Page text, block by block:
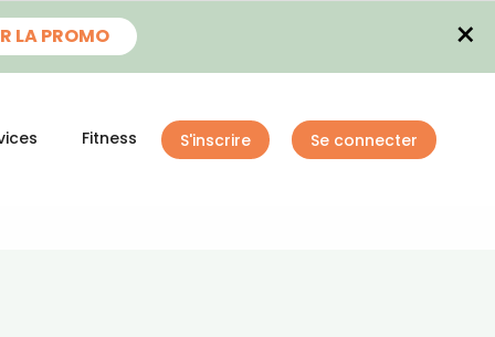
LA PROMO ×
Fitness S'inscrire Se connecter